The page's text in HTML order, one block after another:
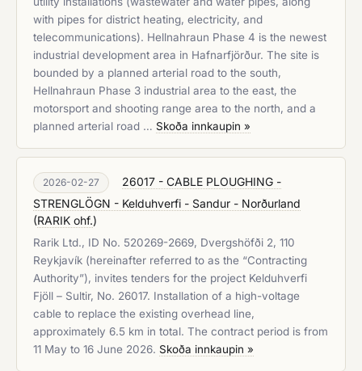
with pipes for district heating, electricity, and
telecommunications). Hellnahraun Phase 4 is the newest
industrial development area in Hafnarfjörður. The site is
bounded by a planned arterial road to the south,
Hellnahraun Phase 3 industrial area to the east, the
motorsport and shooting range area to the north, and a
planned arterial road … Skoða innkaupin »
2026-02-27
26017 - CABLE PLOUGHING -
STRENGLÖGN - Kelduhverfi - Sandur - Norðurland
(RARIK ohf.)
Rarik Ltd., ID No. 520269-2669, Dvergshöfði 2, 110
Reykjavík (hereinafter referred to as the “Contracting
Authority”), invites tenders for the project Kelduhverfi
Fjöll – Sultir, No. 26017. Installation of a high-voltage
cable to replace the existing overhead line,
approximately 6.5 km in total. The contract period is from
11 May to 16 June 2026. Skoða innkaupin »